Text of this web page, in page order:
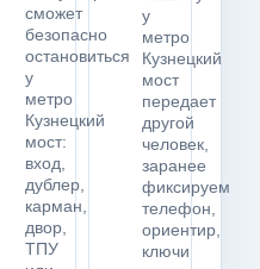
сможет
безопасно
остановиться
у
метро
Кузнецкий
мост:
вход,
дублер,
карман,
двор,
ТПУ
у
метро
Кузнецкий
мост
передает
другой
человек,
заранее
фиксируем
телефон,
ориентир,
ключи